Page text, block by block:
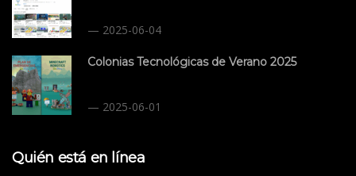
2025-06-04
Colonias Tecnológicas de Verano 2025
2025-06-01
Quién está en línea